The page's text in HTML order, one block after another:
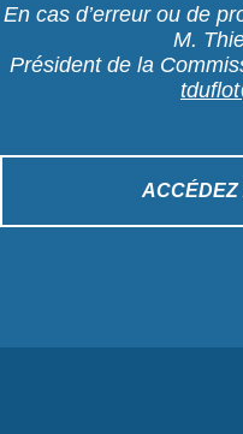
En cas d’erreur ou de
M.
Président de la
ACCÉDEZ